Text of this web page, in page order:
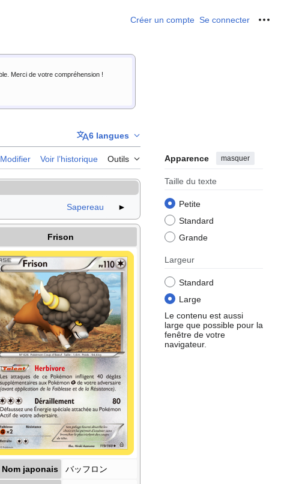
Créer un compte Se connecter Outils
Merci de votre compréhension !
6 langues
Modifier Voir l’historique Outils Apparence masquer
Taille du texte
Petite
Standard
Grande
Largeur
Standard
Large
Le contenu est aussi
large que possible pour la
fenêtre de votre
navigateur.
Sapereau ►
Frison
Nom japonais バッフロン